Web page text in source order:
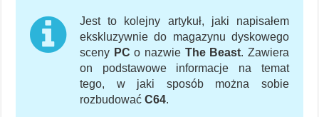
Jest to kolejny artykuł, jaki napisałem
ekskluzywnie do magazynu dyskowego
sceny PC o nazwie The Beast. Zawiera
on podstawowe informacje na temat
tego, w jaki sposób można sobie
rozbudowaćC64.